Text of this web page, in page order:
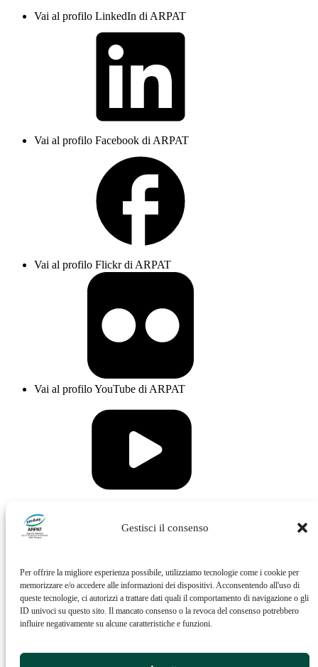
Gestisci il consenso
Per offrire la migliore esperienza possibile, utilizziamo tecnologie come i cookie per
memorizzare e/o accedere alle informazioni dei dispositivi. Acconsentendo all'uso di
queste tecnologie, ci autorizzi a trattare dati quali il comportamento di navigazione o gli
ID univoci su questo sito. Il mancato consenso o la revoca del consenso potrebbero
influire negativamente su alcune caratteristiche e funzioni.
Vai al profilo LinkedIn di ARPAT
Vai al profilo Facebook di ARPAT
Vai al profilo Flickr di ARPAT
Vai al profilo YouTube di ARPAT
Vai al profilo Issuu di ARPAT